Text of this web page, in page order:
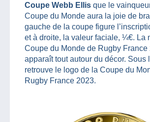
Coupe Webb Ellis que le
Coupe du Monde aura la joie de
gauche de la coupe figure
et à droite, la valeur faciale, ¼€. La
Coupe du Monde de Rugby France
apparaît tout autour du décor. Sous
retrouve le logo de la Coupe du
Rugby France 2023.